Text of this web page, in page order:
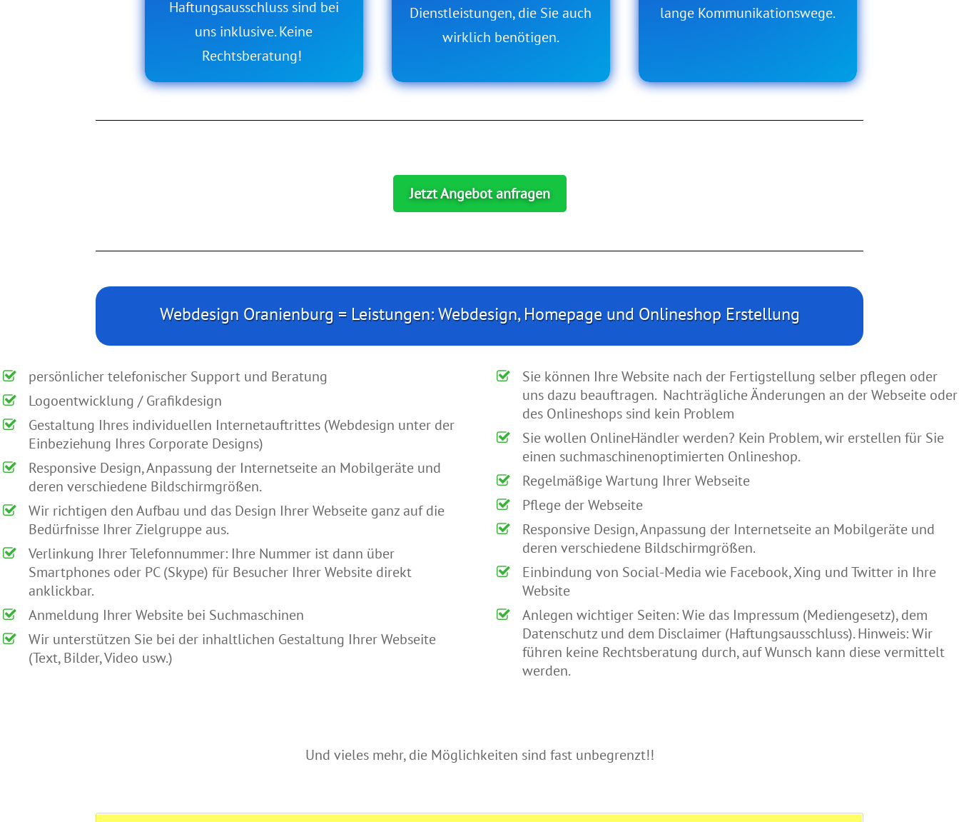
Haftungsausschluss sind bei
uns inklusive. Keine
Rechtsberatung!
Dienstleistungen, die Sie auch
wirklich benötigen.
lange Kommunikationswege.
Jetzt Angebot anfragen
Webdesign Oranienburg = Leistungen: Webdesign, Homepage und Onlineshop Erstellung
persönlicher telefonischer Support und Beratung
Logoentwicklung / Grafikdesign
Gestaltung Ihres individuellen Internetauftrittes (Webdesign unter der
Einbeziehung Ihres Corporate Designs)
Responsive Design, Anpassung der Internetseite an Mobilgeräte und
deren verschiedene Bildschirmgrößen.
Wir richtigen den Aufbau und das Design Ihrer Webseite ganz auf die
Bedürfnisse Ihrer Zielgruppe aus.
Verlinkung Ihrer Telefonnummer: Ihre Nummer ist dann über
Smartphones oder PC (Skype) für Besucher Ihrer Website direkt
anklickbar.
Anmeldung Ihrer Website bei Suchmaschinen
Wir unterstützen Sie bei der inhaltlichen Gestaltung Ihrer Webseite
(Text, Bilder, Video usw.)
Sie können Ihre Website nach der Fertigstellung selber pflegen oder
uns dazu beauftragen. Nachträgliche Änderungen an der Webseite oder
des Onlineshops sind kein Problem
Sie wollen OnlineHändler werden? Kein Problem, wir erstellen für Sie
einen suchmaschinenoptimierten Onlineshop.
Regelmäßige Wartung Ihrer Webseite
Pflege der Webseite
Responsive Design, Anpassung der Internetseite an Mobilgeräte und
deren verschiedene Bildschirmgrößen.
Einbindung von Social-Media wie Facebook, Xing und Twitter in Ihre
Website
Anlegen wichtiger Seiten: Wie das Impressum (Mediengesetz), dem
Datenschutz und dem Disclaimer (Haftungsausschluss). Hinweis: Wir
führen keine Rechtsberatung durch, auf Wunsch kann diese vermittelt
werden.
Und vieles mehr, die Möglichkeiten sind fast unbegrenzt!!